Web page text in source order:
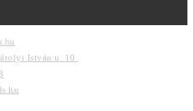
István u. 10.